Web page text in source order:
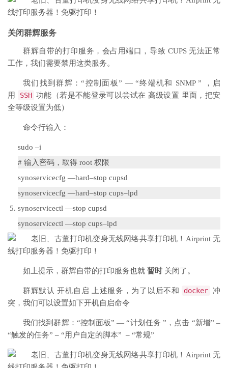
关闭群辉服务
群辉自带的打印服务，会占用端口，导致 CUPS 无法正常
工作，我们需要禁用这类服务。
我们找到群辉：“控制面板” — “终端机和 SNMP ” ，启
用
SSH 功能（若是不能登录可以尝试在 高级设置 里面，把安
全等级设置为低）
命令行输入：
sudo –i
# 输入密码，取得 root 权限
synoservicecfg —hard–stop cupsd
synoservicecfg —hard–stop cups–lpd
synoservicectl —stop cupsd
synoservicectl —stop cups–lpd
如上提示，群辉自带的打印服务也就 暂时关闭了。
群辉默认 开机自启 上述服务，为了以后不和 docker 冲
突，我们可以设置如下开机自启命令
我们找到群辉：“控制面板” — “计划任务 ”，点击 “新增” –
“触发的任务” – “用户自定的脚本” – “常规”